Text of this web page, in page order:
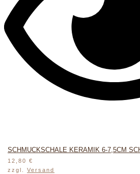
SCHMUCKSCHALE KERAMIK 6-7,5CM
12,80 €
zzgl. Versand